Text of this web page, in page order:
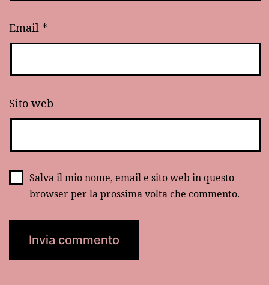
Email *
Sito web
Salva il mio nome, email e sito web in questo
browser per la prossima volta che commento.